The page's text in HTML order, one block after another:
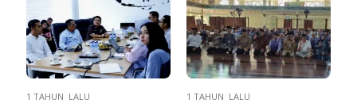
1 TAHUN LALU 1 TAHUN LALU